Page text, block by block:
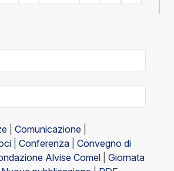
Comunicazione
Conferenza
Convegno di
Alvise Comel
Giornata